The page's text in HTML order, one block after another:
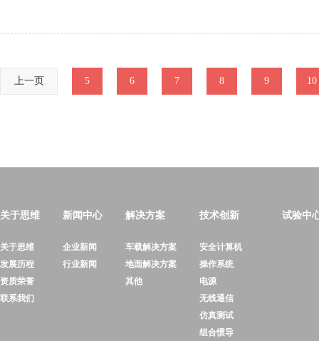
上一页 5 6 7 8 9 10
关于思维
关于思维
发展历程
资质荣誉
联系我们
新闻中心
企业新闻
行业新闻
解决方案
车载解决方案
地面解决方案
其他
技术创新
安全计算机
操作系统
电源
无线通信
仿真测试
组合惯导
试验中